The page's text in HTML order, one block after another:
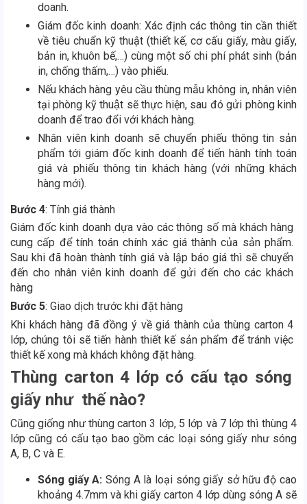
doanh.
Giám đốc kinh doanh: Xác định các thông tin cần thiết
về tiêu chuẩn kỹ thuật (thiết kế, cơ cấu giấy, màu giấy,
bản in, khuôn bế,…) cùng một số chi phí phát sinh (bản
in, chống thấm,…) vào phiếu.
Nếu khách hàng yêu cầu thùng mẫu không in, nhân viên
tại phòng kỹ thuật sẽ thực hiện, sau đó gửi phòng kinh
doanh để trao đổi với khách hàng.
Nhân viên kinh doanh sẽ chuyển phiếu thông tin sản
phẩm tới giám đốc kinh doanh để tiến hành tính toán
giá và phiếu thông tin khách hàng (với những khách
hàng mới).
Bước 4: Tính giá thành
Giám đốc kinh doanh dựa vào các thông số mà khách hàng
cung cấp để tính toán chính xác giá thành của sản phẩm.
Sau khi đã hoàn thành tính giá và lập báo giá thì sẽ chuyển
đến cho nhân viên kinh doanh để gửi đến cho các khách
hàng
Bước 5: Giao dịch trước khi đặt hàng
Khi khách hàng đã đồng ý về giá thành của thùng carton 4
lớp, chúng tôi sẽ tiến hành thiết kế sản phẩm để tránh việc
thiết kế xong mà khách không đặt hàng.
Thùng carton 4 lớp có cấu tạo sóng
giấy như thế nào?
Cũng giống như thùng carton 3 lớp, 5 lớp và 7 lớp thì thùng 4
lớp cũng có cấu tạo bao gồm các loại sóng giấy như sóng
A, B, C và E.
Sóng giấy A: Sóng A là loại sóng giấy sở hữu độ cao
khoảng 4.7mm và khi giấy carton 4 lớp dùng sóng A sẽ